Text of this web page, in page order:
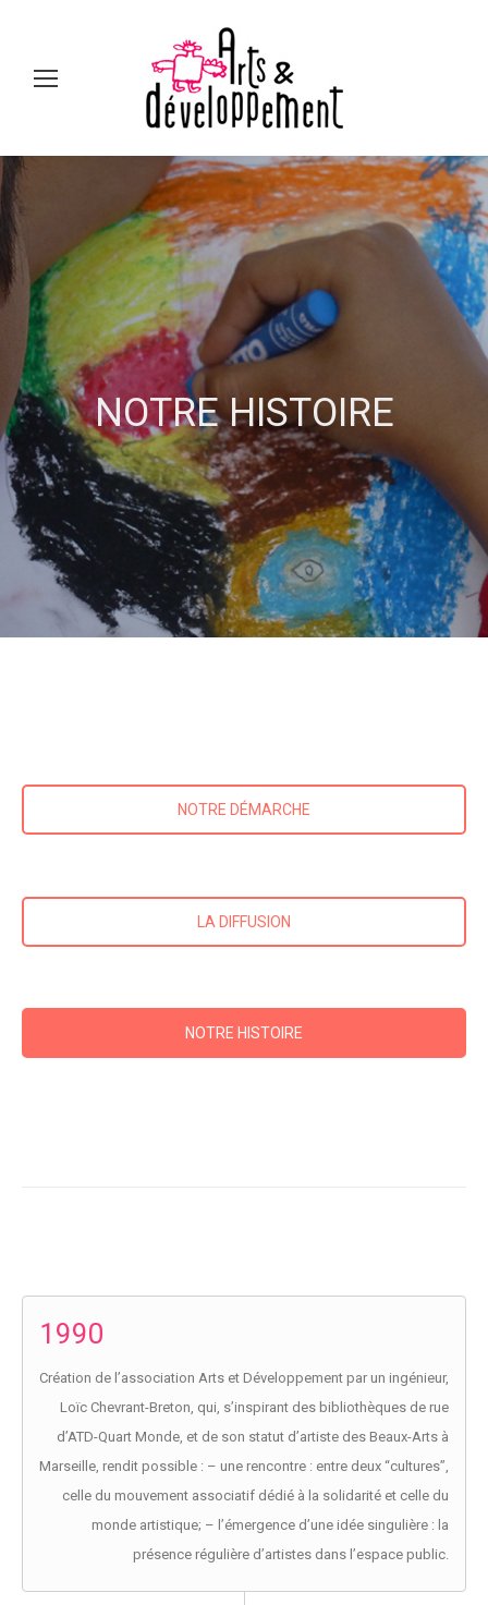
NOTRE HISTOIRE
NOTRE DÉMARCHE
LA DIFFUSION
NOTRE HISTOIRE
1990
Création de l’association Arts et Développement par un ingénieur,
Loïc Chevrant-Breton, qui, s’inspirant des bibliothèques de rue
d’ATD-Quart Monde, et de son statut d’artiste des Beaux-Arts à
Marseille, rendit possible : – une rencontre : entre deux “cultures”,
celle du mouvement associatif dédié à la solidarité et celle du
monde artistique; – l’émergence d’une idée singulière : la
présence régulière d’artistes dans l’espace public.